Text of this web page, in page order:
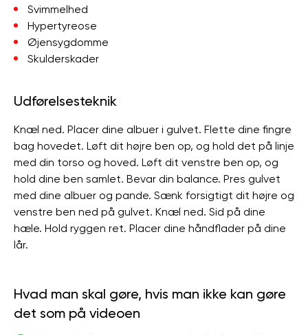
Svimmelhed
Hypertyreose
Øjensygdomme
Skulderskader
Udførelsesteknik
Knæl ned. Placer dine albuer i gulvet. Flette dine fingre
bag hovedet. Løft dit højre ben op, og hold det på linje
med din torso og hoved. Løft dit venstre ben op, og
hold dine ben samlet. Bevar din balance. Pres gulvet
med dine albuer og pande. Sænk forsigtigt dit højre og
venstre ben ned på gulvet. Knæl ned. Sid på dine
hæle. Hold ryggen ret. Placer dine håndflader på dine
lår.
Hvad man skal gøre, hvis man ikke kan gøre
det som på videoen